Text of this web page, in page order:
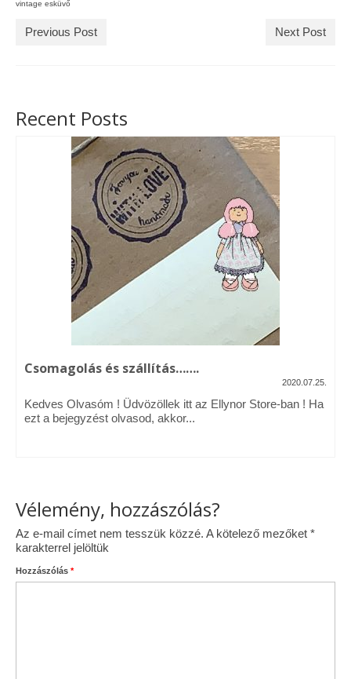
vintage esküvő
Previous Post Next Post
Recent Posts
Csomagolás és szállítás…….
2020.07.25.
Kedves Olvasóm ! Üdvözöllek itt az Ellynor Store-ban ! Ha
ezt a bejegyzést olvasod, akkor...
Vélemény, hozzászólás?
Az e-mail címet nem tesszük közzé. A kötelező mezőket *
karakterrel jelöltük
Hozzászólás *